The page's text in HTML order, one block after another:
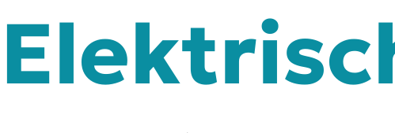
01Start
MB